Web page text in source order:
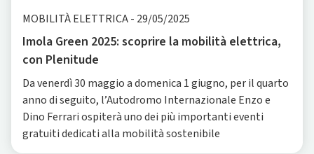
MOBILITÀ ELETTRICA- 29/05/2025
Imola Green 2025: scoprire la mobilità elettrica,
con Plenitude
Da venerdì 30 maggio a domenica 1 giugno, per il quarto
anno di seguito, l’Autodromo Internazionale Enzo e
Dino Ferrari ospiterà uno dei più importanti eventi
gratuiti dedicati alla mobilità sostenibile